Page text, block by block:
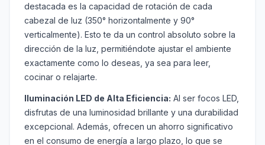
destacada es la capacidad de rotación de cada
cabezal de luz (350° horizontalmente y 90°
verticalmente). Esto te da un control absoluto sobre la
dirección de la luz, permitiéndote ajustar el ambiente
exactamente como lo deseas, ya sea para leer,
cocinar o relajarte.
Iluminación LED de Alta Eficiencia: Al ser focos LED,
disfrutas de una luminosidad brillante y una durabilidad
excepcional. Además, ofrecen un ahorro significativo
en el consumo de energía a largo plazo, lo que se